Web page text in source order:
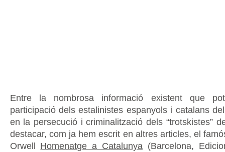
Entre la nombrosa informació existent que
participació dels estalinistes espanyols i catalans
en la persecució i criminalització dels “trotskistes”
destacar, com ja hem escrit en altres articles, el
Orwell Homenatge a Catalunya (Barcelona,